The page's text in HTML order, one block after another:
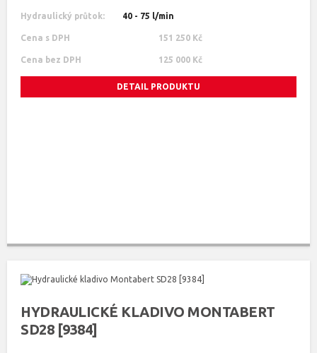
Hydraulický průtok: 40 - 75 l/min
Cena s DPH 151 250 Kč
Cena bez DPH 125 000 Kč
DETAIL PRODUKTU
HYDRAULICKÉ KLADIVO MONTABERT
SD28 [9384]